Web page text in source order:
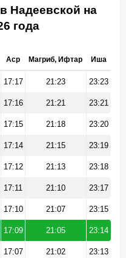
Надеевской на
года
Аср Магриб, Ифтар Иша
17:17 21:23 23:23
17:16 21:21 23:21
17:15 21:18 23:20
17:14 21:15 23:19
17:12 21:13 23:18
17:11 21:10 23:17
17:10 21:07 23:15
17:09 21:05 23:14
17:07 21:02 23:13